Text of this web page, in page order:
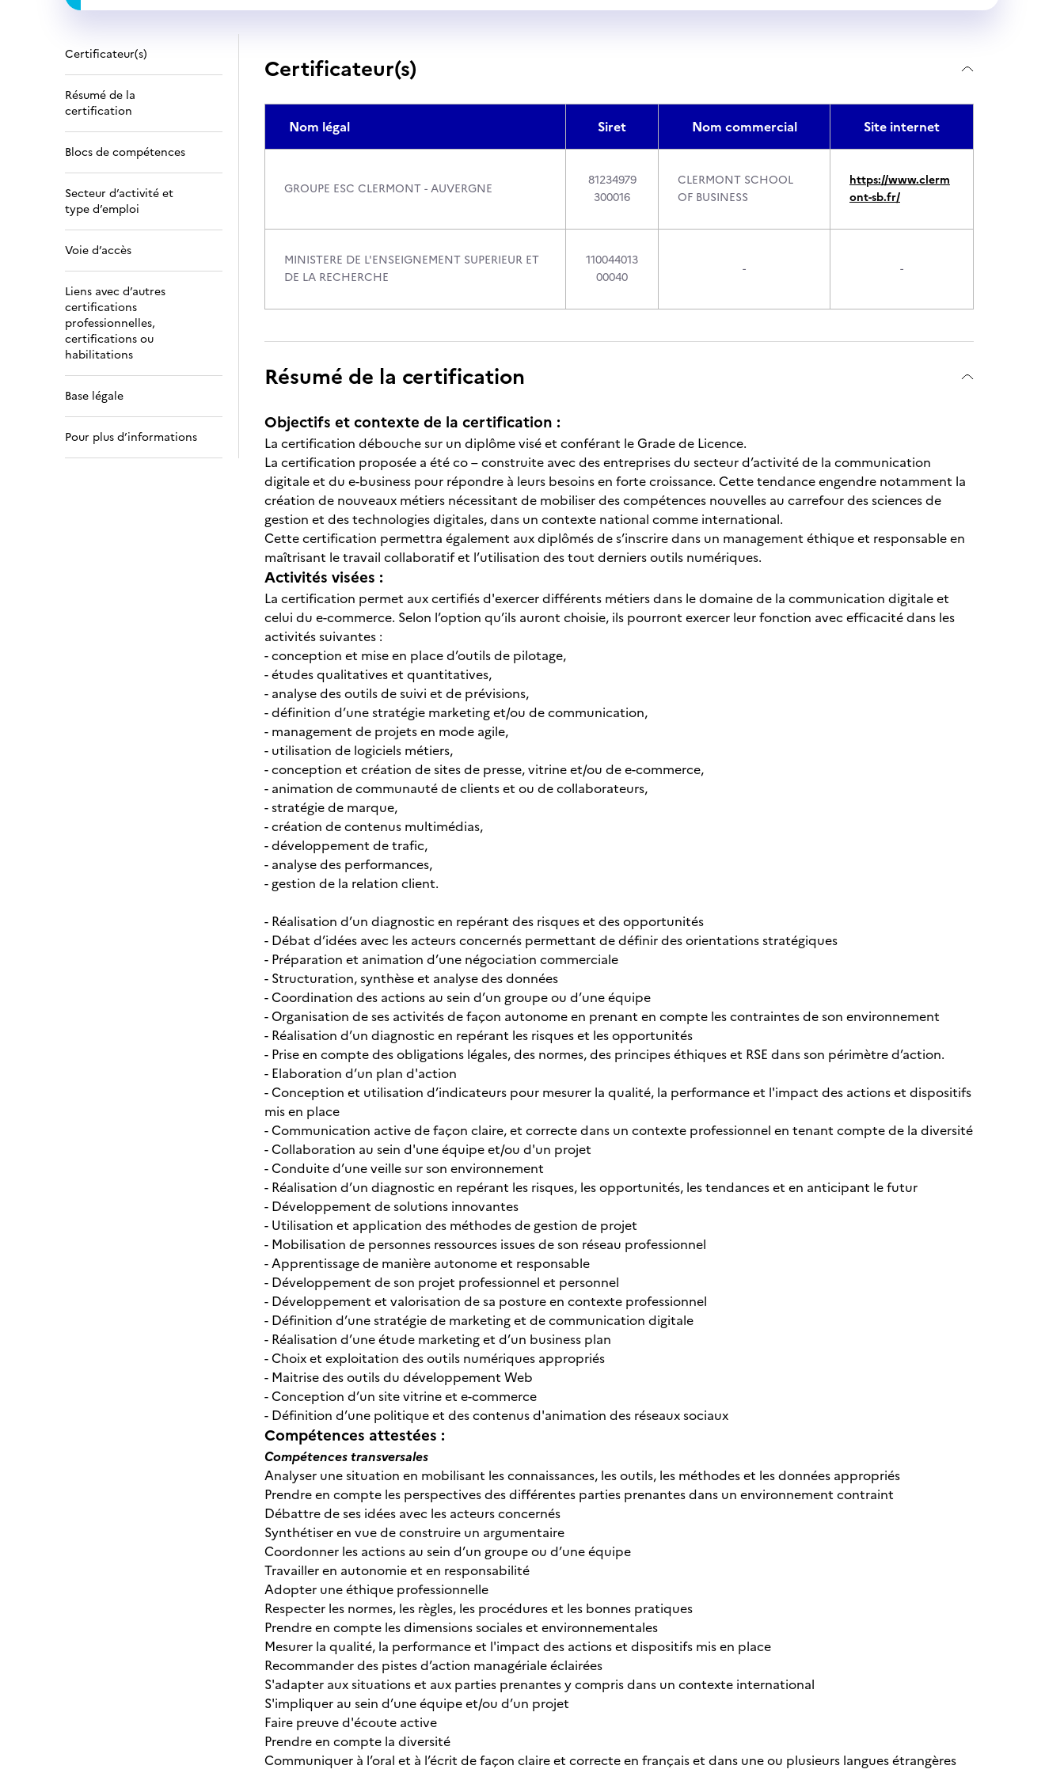
Certificateur(s)
Résumé de la
certification
Blocs de compétences
Secteur d’activité et
type d’emploi
Voie d’accès
Liens avec d’autres
certifications
professionnelles,
certifications ou
habilitations
Base légale
Pour plus d’informations
Certificateur(s)
Nom légal Siret Nom commercial Site internet
GROUPE ESC CLERMONT - AUVERGNE
81234979
300016
CLERMONT SCHOOL
OF BUSINESS
https://www.clerm
ont-sb.fr/
MINISTERE DE L'ENSEIGNEMENT SUPERIEUR ET
DE LA RECHERCHE
110044013
00040
- -
Résumé de la certification
Objectifs et contexte de la certification :
La certification débouche sur un diplôme visé et conférant le Grade de Licence.
La certification proposée a été co – construite avec des entreprises du secteur d’activité de la communication
digitale et du e-business pour répondre à leurs besoins en forte croissance. Cette tendance engendre notamment la
création de nouveaux métiers nécessitant de mobiliser des compétences nouvelles au carrefour des sciences de
gestion et des technologies digitales, dans un contexte national comme international.
Cette certification permettra également aux diplômés de s’inscrire dans un management éthique et responsable en
maîtrisant le travail collaboratif et l’utilisation des tout derniers outils numériques.
Activités visées :
La certification permet aux certifiés d'exercer différents métiers dans le domaine de la communication digitale et
celui du e-commerce. Selon l’option qu’ils auront choisie, ils pourront exercer leur fonction avec efficacité dans les
activités suivantes :
- conception et mise en place d’outils de pilotage,
- études qualitatives et quantitatives,
- analyse des outils de suivi et de prévisions,
- définition d’une stratégie marketing et/ou de communication,
- management de projets en mode agile,
- utilisation de logiciels métiers,
- conception et création de sites de presse, vitrine et/ou de e-commerce,
- animation de communauté de clients et ou de collaborateurs,
- stratégie de marque,
- création de contenus multimédias,
- développement de trafic,
- analyse des performances,
- gestion de la relation client.
- Réalisation d’un diagnostic en repérant des risques et des opportunités
- Débat d’idées avec les acteurs concernés permettant de définir des orientations stratégiques
- Préparation et animation d’une négociation commerciale
- Structuration, synthèse et analyse des données
- Coordination des actions au sein d’un groupe ou d’une équipe
- Organisation de ses activités de façon autonome en prenant en compte les contraintes de son environnement
- Réalisation d’un diagnostic en repérant les risques et les opportunités
- Prise en compte des obligations légales, des normes, des principes éthiques et RSE dans son périmètre d’action.
- Elaboration d’un plan d'action
- Conception et utilisation d’indicateurs pour mesurer la qualité, la performance et l'impact des actions et dispositifs
mis en place
- Communication active de façon claire, et correcte dans un contexte professionnel en tenant compte de la diversité
- Collaboration au sein d'une équipe et/ou d'un projet
- Conduite d’une veille sur son environnement
- Réalisation d’un diagnostic en repérant les risques, les opportunités, les tendances et en anticipant le futur
- Développement de solutions innovantes
- Utilisation et application des méthodes de gestion de projet
- Mobilisation de personnes ressources issues de son réseau professionnel
- Apprentissage de manière autonome et responsable
- Développement de son projet professionnel et personnel
- Développement et valorisation de sa posture en contexte professionnel
- Définition d’une stratégie de marketing et de communication digitale
- Réalisation d’une étude marketing et d’un business plan
- Choix et exploitation des outils numériques appropriés
- Maitrise des outils du développement Web
- Conception d’un site vitrine et e-commerce
- Définition d’une politique et des contenus d'animation des réseaux sociaux
Compétences attestées :
Compétences transversales
Analyser une situation en mobilisant les connaissances, les outils, les méthodes et les données appropriés
Prendre en compte les perspectives des différentes parties prenantes dans un environnement contraint
Débattre de ses idées avec les acteurs concernés
Synthétiser en vue de construire un argumentaire
Coordonner les actions au sein d’un groupe ou d’une équipe
Travailler en autonomie et en responsabilité
Adopter une éthique professionnelle
Respecter les normes, les règles, les procédures et les bonnes pratiques
Prendre en compte les dimensions sociales et environnementales
Mesurer la qualité, la performance et l'impact des actions et dispositifs mis en place
Recommander des pistes d’action managériale éclairées
S'adapter aux situations et aux parties prenantes y compris dans un contexte international
S'impliquer au sein d’une équipe et/ou d’un projet
Faire preuve d'écoute active
Prendre en compte la diversité
Communiquer à l’oral et à l’écrit de façon claire et correcte en français et dans une ou plusieurs langues étrangères